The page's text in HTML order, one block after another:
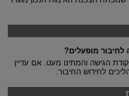
מופעלים?
הגישה והמתינו מעט. אם עדיין
לחידוש החיבור.